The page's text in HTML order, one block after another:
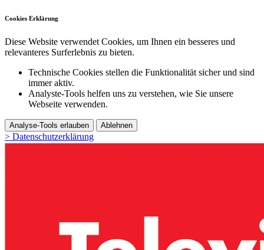
Cookies Erklärung
Diese Website verwendet Cookies, um Ihnen ein besseres und
relevanteres Surferlebnis zu bieten.
Technische Cookies stellen die Funktionalität sicher und sind
immer aktiv.
Analyste-Tools helfen uns zu verstehen, wie Sie unsere
Webseite verwenden.
Analyse-Tools erlauben Ablehnen
> Datenschutzerklärung